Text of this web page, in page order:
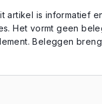
artikel is informatief
Het vormt geen
Beleggen